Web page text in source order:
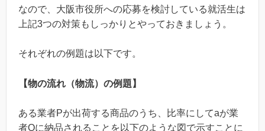
なので、大阪市役所への応募を検討している就活生は
上記3つの対策もしっかりとやっておきましょう。
それぞれの例題は以下です。
【物の流れ（物流）の例題】
ある業者Pが出荷する商品のうち、比率にしてaが業
者Qに納品されることを以下のような図で示すことに